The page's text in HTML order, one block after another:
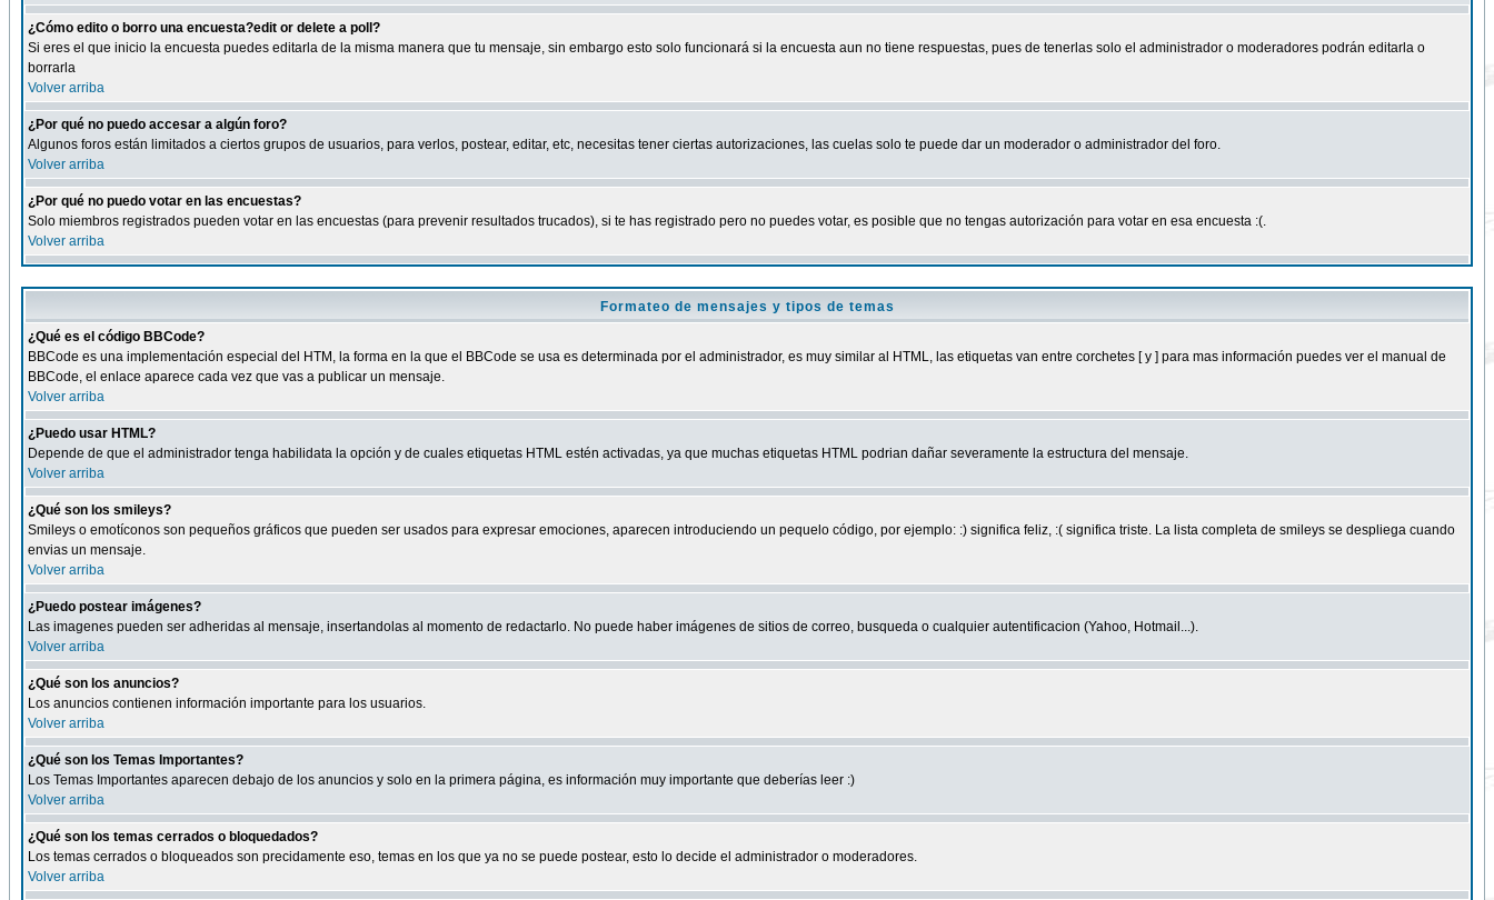
¿Cómo edito o borro una encuesta?edit or delete a poll?
Si eres el que inicio la encuesta puedes editarla de la misma manera que tu mensaje, sin embargo esto solo funcionará si la encuesta aun no tiene respuestas, pues de tenerlas solo el administrador o moderadores podrán editarla o
borrarla
Volver arriba
¿Por qué no puedo accesar a algún foro?
Algunos foros están limitados a ciertos grupos de usuarios, para verlos, postear, editar, etc, necesitas tener ciertas autorizaciones, las cuelas solo te puede dar un moderador o administrador del foro.
Volver arriba
¿Por qué no puedo votar en las encuestas?
Solo miembros registrados pueden votar en las encuestas (para prevenir resultados trucados), si te has registrado pero no puedes votar, es posible que no tengas autorización para votar en esa encuesta :(.
Volver arriba
Formateo de mensajes y tipos de temas
¿Qué es el código BBCode?
BBCode es una implementación especial del HTM, la forma en la que el BBCode se usa es determinada por el administrador, es muy similar al HTML, las etiquetas van entre corchetes [ y ] para mas información puedes ver el manual de
BBCode, el enlace aparece cada vez que vas a publicar un mensaje.
Volver arriba
¿Puedo usar HTML?
Depende de que el administrador tenga habilidata la opción y de cuales etiquetas HTML estén activadas, ya que muchas etiquetas HTML podrian dañar severamente la estructura del mensaje.
Volver arriba
¿Qué son los smileys?
Smileys o emotíconos son pequeños gráficos que pueden ser usados para expresar emociones, aparecen introduciendo un pequelo código, por ejemplo: :) significa feliz, :( significa triste. La lista completa de smileys se despliega cuando
envias un mensaje.
Volver arriba
¿Puedo postear imágenes?
Las imagenes pueden ser adheridas al mensaje, insertandolas al momento de redactarlo. No puede haber imágenes de sitios de correo, busqueda o cualquier autentificacion (Yahoo, Hotmail...).
Volver arriba
¿Qué son los anuncios?
Los anuncios contienen información importante para los usuarios.
Volver arriba
¿Qué son los Temas Importantes?
Los Temas Importantes aparecen debajo de los anuncios y solo en la primera página, es información muy importante que deberías leer :)
Volver arriba
¿Qué son los temas cerrados o bloquedados?
Los temas cerrados o bloqueados son precidamente eso, temas en los que ya no se puede postear, esto lo decide el administrador o moderadores.
Volver arriba